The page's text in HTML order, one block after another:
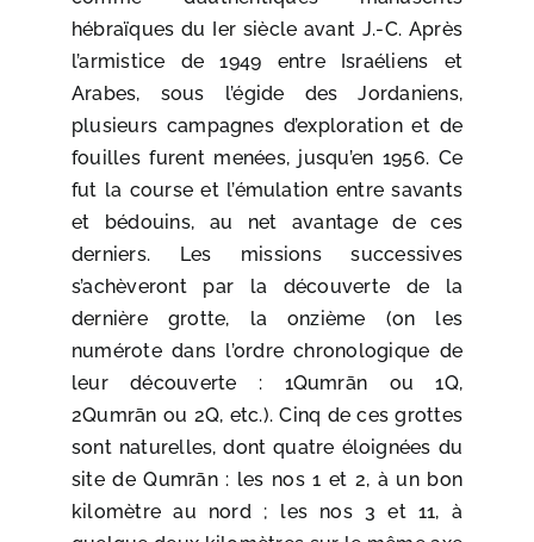
hébraïques du Ier siècle avant J.-C. Après
l’armistice de 1949 entre Israéliens et
Arabes, sous l’égide des Jordaniens,
plusieurs campagnes d’exploration et de
fouilles furent menées, jusqu’en 1956. Ce
fut la course et l’émulation entre savants
et bédouins, au net avantage de ces
derniers. Les missions successives
s’achèveront par la découverte de la
dernière grotte, la onzième (on les
numérote dans l’ordre chronologique de
leur découverte : 1Qumrān ou 1Q,
2Qumrān ou 2Q, etc.). Cinq de ces grottes
sont naturelles, dont quatre éloignées du
site de Qumrān : les nos 1 et 2, à un bon
kilomètre au nord ; les nos 3 et 11, à